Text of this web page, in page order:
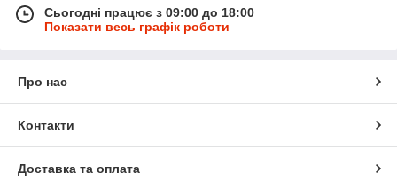
Сьогодні працює з 09:00 до 18:00
Показати весь графік роботи
Про нас
Контакти
Доставка та оплата